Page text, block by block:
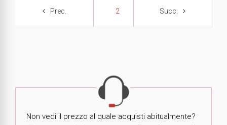
2
Non vedi il prezzo al quale acquisti abitualmente?